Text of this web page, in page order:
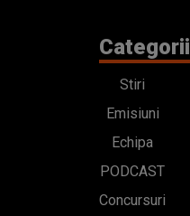
Categorii
Stiri
Emisiuni
Echipa
PODCAST
Concursuri